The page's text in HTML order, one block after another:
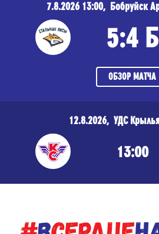
7.8.2026 13:00, Бобруйск
5:4 Б
ОБЗОР МАТЧА
12.8.2026, УДС
13:00